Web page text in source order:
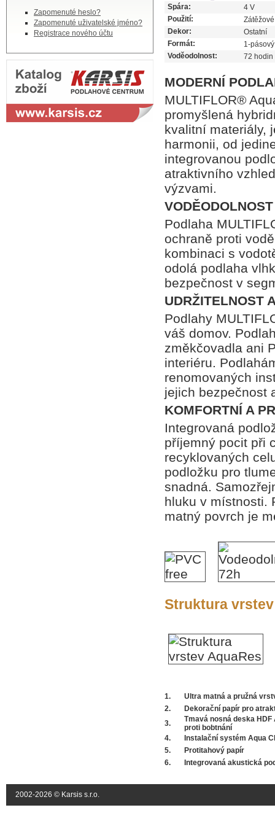
Zapomenuté heslo?
Zapomenuté uživatelské jméno?
Registrace nového účtu
Spára:
4 V
Použití:
Zátěžové
Dekor:
Ostatní
Formát:
1-pásový
Voděodolnost:
72 hodin
MODERNÍ
MULTIFLOR®
promyšlená
kvalitní materiály,
harmonii, od
integrovanou
atraktivního
výzvami.
VODĚODOLNOST
Podlaha
ochraně proti
kombinaci s
odolá podlaha
bezpečnost v
UDRŽITELNOST
Podlahy
váš domov.
změkčovadla ani
interiéru.
renomovaných
jejich bezpečnost
KOMFORTNÍ A
Integrovaná
příjemný pocit při
recyklovaných
podložku pro
snadná.
hluku v místnosti.
matný povrch je
Struktura vrstev
1.
Ultra matná a pružná
2.
Dekorační papír pro
3.
Tmavá nosná deska
proti bobtnání
4.
Instalační systém Aqua
5.
Protitahový papír
6.
Integrovaná akustická
2002-2026 © Karsis s.r.o.